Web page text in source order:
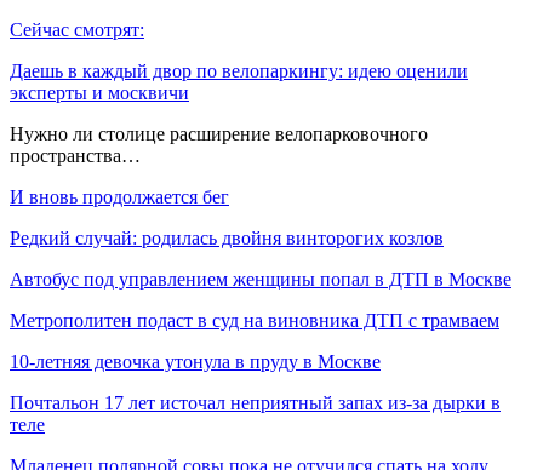
Сейчас смотрят:
Даешь в каждый двор по велопаркингу: идею оценили
эксперты и москвичи
Нужно ли столице расширение велопарковочного
пространства…
И вновь продолжается бег
Редкий случай: родилась двойня винторогих козлов
Автобус под управлением женщины попал в ДТП в Москве
Метрополитен подаст в суд на виновника ДТП с трамваем
10-летняя девочка утонула в пруду в Москве
Почтальон 17 лет источал неприятный запах из-за дырки в
теле
Младенец полярной совы пока не отучился спать на ходу